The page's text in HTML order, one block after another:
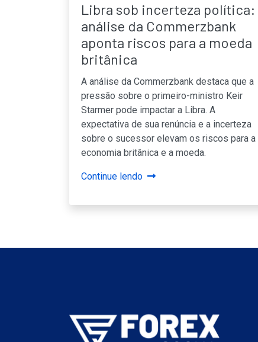
Libra sob incerteza política:
análise da Commerzbank
aponta riscos para a moeda
britânica
A análise da Commerzbank destaca que a
pressão sobre o primeiro-ministro Keir
Starmer pode impactar a Libra. A
expectativa de sua renúncia e a incerteza
sobre o sucessor elevam os riscos para a
economia britânica e a moeda.
Continue lendo